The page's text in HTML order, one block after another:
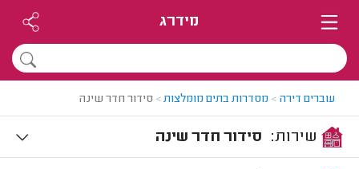
מידרג
עוברים דירה > מסדרות בתים מומלצות> סידור חדר שינה
סידור חדר שינה